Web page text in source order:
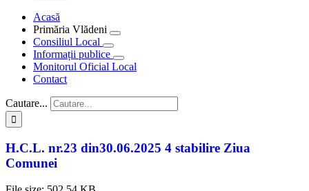
Acasă
Primăria Vlădeni
Consiliul Local
Informații publice
Monitorul Oficial Local
Contact
Cautare...
H.C.L. nr.23 din30.06.2025 4 stabilire Ziua
Comunei